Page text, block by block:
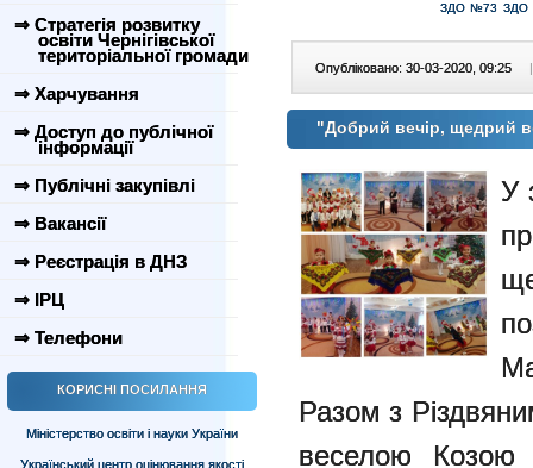
⇒ Стратегія розвитку
освіти Чернігівської
територіальної громади
⇒ Харчування
⇒ Доступ до публічної
інформації
⇒ Публічні закупівлі
⇒ Вакансії
⇒ Реєстрація в ДНЗ
⇒ ІРЦ
⇒ Телефони
КОРИСНІ ПОСИЛАННЯ
Міністерство освіти і науки України
Український центр оцінювання якості
ЗДО №73 ЗДО
Опубліковано: 30-03-2020, 09:25 |
"Добрий вечір, щедрий
У
Разом з
веселою Козою